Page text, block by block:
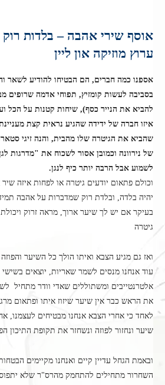
אוסף שירי אהבה – בלדות רוק
ערוץ מוזיקה און ליין
אספנו כמה חברים, הם הבטיחו להודיע לשאר
בסביבה לעשות קומזיץ, תפוחי אדמה שרופים
להביא את הנייר כסף), שיחות קטנות על הכל
איזו חברה של ידידה שהגיע נראית קצת
שהביא את הגיטרה שלו מהבית, והנה זיגי
של נירוונה וכמובן אסור לשכוח את "מדרגות
לשמוע אבל הרבה יותר כיף לנגן.
וכולם פתאום יודעים גיטרה או לפחות איזה
יהיה בלדה, ובלדת רוק שמדברות על אהבה
בעיקר אם יש לך שיער ארוך, מראה זרוק
גיטרה
ואז גם מגיע הצבא ואיתו הולך כל השיער
עוד אנחנו מנסים לשמר שאריות, יוצאים בשישי
את הראש כבר אין שיער שיזוז איתו ופתאום
לאחד כי אחרי הצבא אנחנו מבטיחים לעצמנו,
שיער ונחזור לפוזה ונשחזר את תקופת התיכון
ובאמת הגחל עדיין קיים ואנחנו מקיימים
השחרור מתחילים להתחמק מהרס"ר שלא